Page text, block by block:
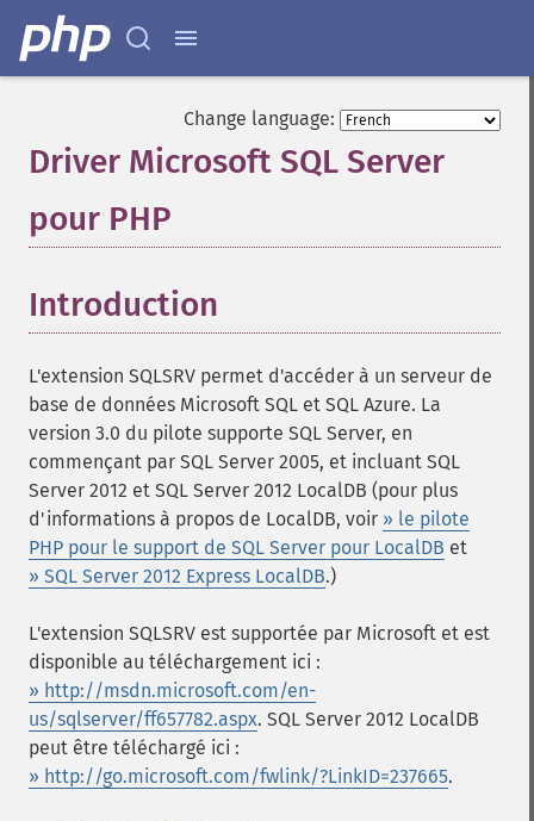
Change language:
Driver Microsoft SQL Server
pour PHP
Introduction
L'extension SQLSRV permet d'accéder à un serveur de
base de données Microsoft SQL et SQL Azure. La
version 3.0 du pilote supporte SQL Server, en
commençant par SQL Server 2005, et incluant SQL
Server 2012 et SQL Server 2012 LocalDB (pour plus
d'informations à propos de LocalDB, voir » le pilote
PHP pour le support de SQL Server pour LocalDB et
» SQL Server 2012 Express LocalDB.)
L'extension SQLSRV est supportée par Microsoft et est
disponible au téléchargement ici :
» http://msdn.microsoft.com/en-
us/sqlserver/ff657782.aspx. SQL Server 2012 LocalDB
peut être téléchargé ici :
» http://go.microsoft.com/fwlink/?LinkID=237665.